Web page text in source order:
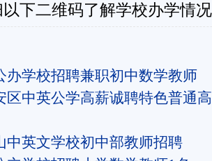
下二维码了解学校办学情
办学校招聘兼职初中数学教师
区中英公学高薪诚聘特色普通
中英文学校初中部教师招聘